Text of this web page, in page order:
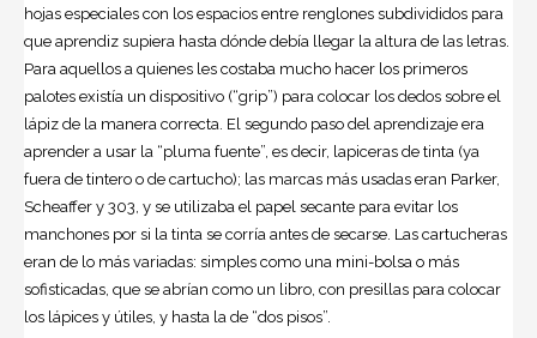
hojas especiales con los espacios entre renglones subdivididos para
que aprendiz supiera hasta dónde debía llegar la altura de las letras.
Para aquellos a quienes les costaba mucho hacer los primeros
palotes existía un dispositivo (“grip”) para colocar los dedos sobre el
lápiz de la manera correcta. El segundo paso del aprendizaje era
aprender a usar la “pluma fuente”, es decir, lapiceras de tinta (ya
fuera de tintero o de cartucho); las marcas más usadas eran Parker,
Scheaffer y 303, y se utilizaba el papel secante para evitar los
manchones por si la tinta se corría antes de secarse. Las cartucheras
eran de lo más variadas: simples como una mini-bolsa o más
sofisticadas, que se abrían como un libro, con presillas para colocar
los lápices y útiles, y hasta la de “dos pisos”.